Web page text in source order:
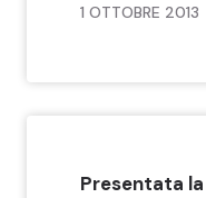
1 OTTOBRE 2013
Presentata